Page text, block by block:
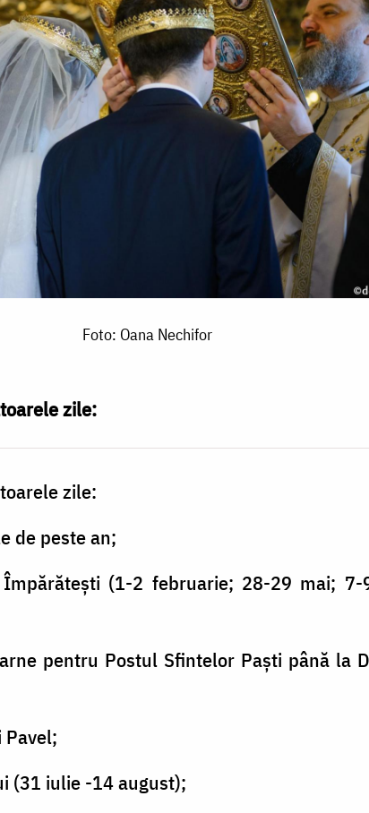
Foto: Oana Nechifor
zile:
zile:
de peste an;
(1-2 februarie; 28-29 mai;
pentru Postul Sfintelor Paşti până la
(31 iulie -14 august);